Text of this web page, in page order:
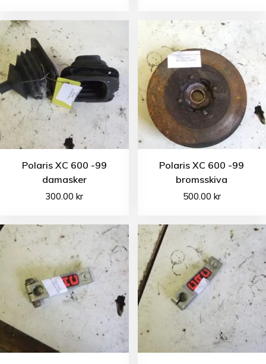
Polaris XC 600 -99
damasker
300.00kr
Polaris XC 600 -99
bromsskiva
500.00 kr